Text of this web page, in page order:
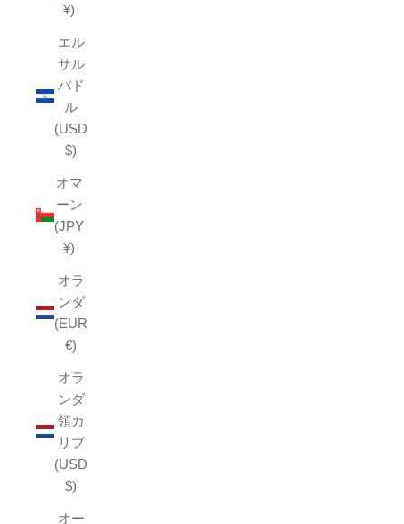
¥)
エル
サル
バド
ル
(USD
$)
オマ
ーン
(JPY
¥)
オラ
ンダ
(EUR
€)
オラ
ンダ
領カ
リブ
(USD
$)
オー